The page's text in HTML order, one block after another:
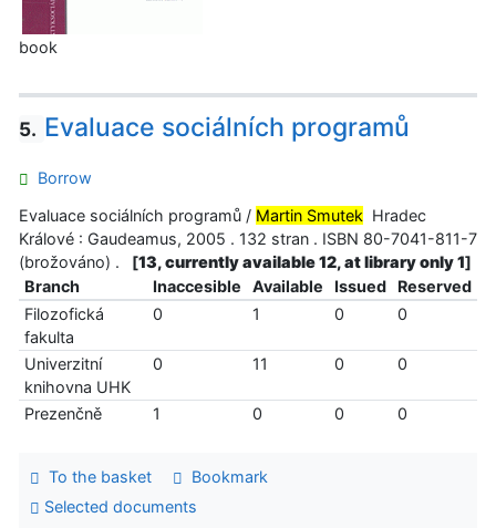
book
5. Evaluace sociálních programů
Borrow
Evaluace sociálních programů / Martin Smutek Hradec
Králové : Gaudeamus, 2005 . 132 stran . ISBN 80-7041-811-7
(brožováno) .
[13, currently available 12, at library only 1]
Branch
Inaccesible Available Issued
Reserved
Filozofická
fakulta
0 1 0 0
Univerzitní
knihovna UHK
0 11 0 0
Prezenčně 1 0 0 0
To the basket
Bookmark
Selected documents